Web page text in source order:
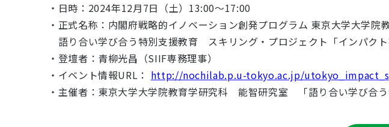
・日時：2024年12月7日（土）13:00～17:00
・正式名称：内閣府戦略的イノベーション創発プログラム 東京大学大学
語り合い学び合う特別支援教育 スキリング・プロジェクト「インパクト
・登壇者：青柳光昌（SIIF専務理事）
・イベント情報URL： http://nochilab.p.u-tokyo.ac.jp/
・主催者：東京大学大学院教育学研究科 能智研究室 「語り合い学び合